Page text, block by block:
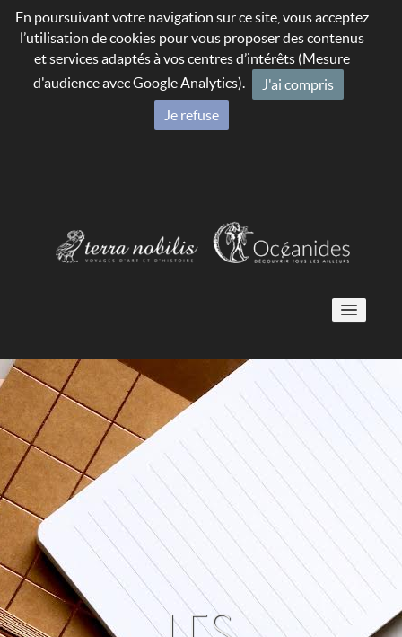
En poursuivant votre navigation sur ce site, vous acceptez
l’utilisation de cookies pour vous proposer des contenus
et services adaptés à vos centres d’intérêts (Mesure
d'audience avec Google Analytics).
J'ai compris
Je refuse
À propos
Kulturreisen 🇩🇪